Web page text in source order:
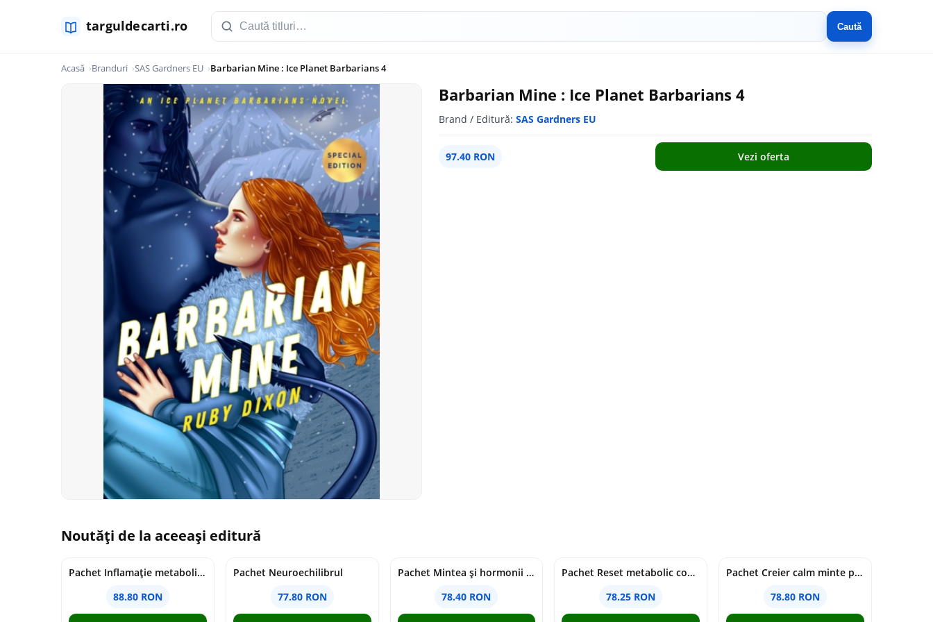
Caută
Acasă Branduri SAS Gardners EU Barbarian Mine : Ice Planet Barbarians 4
Barbarian Mine : Ice Planet Barbarians 4
Brand / Editură: SAS Gardners EU
97.40 RON Vezi oferta
Noutăți de la aceeași editură
Pachet Inflamație metabolism și creier
88.80 RON
Pachet Neuroechilibrul
77.80 RON
Pachet Mintea și hormonii tăi
78.40 RON
Pachet Reset metabolic complet
78.25 RON
Pachet Creier calm minte puternică
78.80 RON